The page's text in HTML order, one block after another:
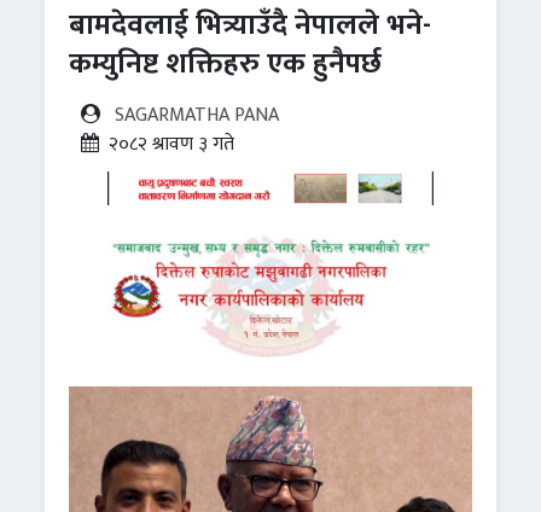
बामदेवलाई भित्र्याउँदै नेपालले भने-
कम्युनिष्ट शक्तिहरु एक हुनैपर्छ
SAGARMATHA PANA
२०८२ श्रावण ३ गते